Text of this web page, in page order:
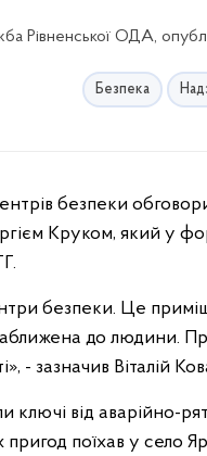
Рівненської ОДА,
Безпека
Круком, який у
безпеки. Це
до людини.
- зазначив Віталій
від аварійно-
пригод поїхав у село